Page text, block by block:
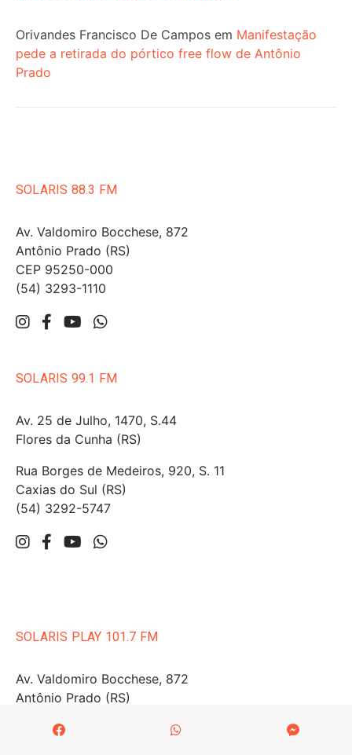
Orivandes Francisco De Campos em Manifestação
pede a retirada do pórtico free flow de Antônio
Prado
SOLARIS 88.3 FM
Av. Valdomiro Bocchese, 872
Antônio Prado (RS)
CEP 95250-000
(54) 3293-1110
SOLARIS 99.1 FM
Av. 25 de Julho, 1470, S.44
Flores da Cunha (RS)
Rua Borges de Medeiros, 920, S. 11
Caxias do Sul (RS)
(54) 3292-5747
SOLARIS PLAY 101.7 FM
Av. Valdomiro Bocchese, 872
Antônio Prado (RS)
(54) 3293-1110